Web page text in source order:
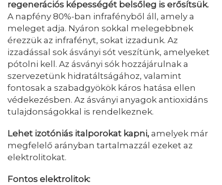
regenerációs képességét belsőleg is erősítsük.
A napfény 80%-ban infrafényből áll, amely a
meleget adja. Nyáron sokkal melegebbnek
érezzük az infrafényt, sokat izzadunk. Az
izzadással sok ásványi sót veszítünk, amelyeket
pótolni kell. Az ásványi sók hozzájárulnak a
szervezetünk hidratáltságához, valamint
fontosak a szabadgyökök káros hatása ellen
védekezésben. Az ásványi anyagok antioxidáns
tulajdonságokkal is rendelkeznek.
Lehet izotóniás italporokat kapni, amelyek már
megfelelő arányban tartalmazzál ezeket az
elektrolitokat.
Fontos elektrolitok: